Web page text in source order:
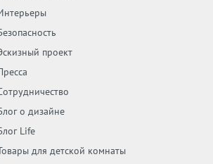
проект
о дизайне
Life
для детской комнаты